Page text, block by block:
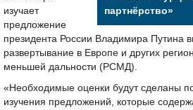
партнёрство»
изучает
предложение
президента России Владимира Путина
развертывание в Европе и других
меньшей дальности (РСМД).
«Необходимые оценки будут сделаны
изучения предложений, которые